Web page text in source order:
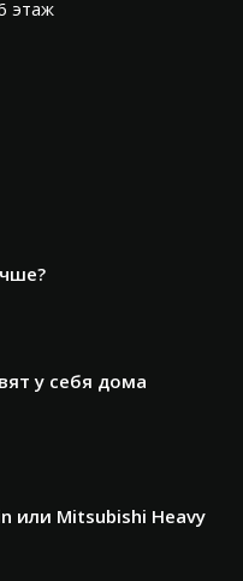
этаж
у себя дома
или Mitsubishi Heavy